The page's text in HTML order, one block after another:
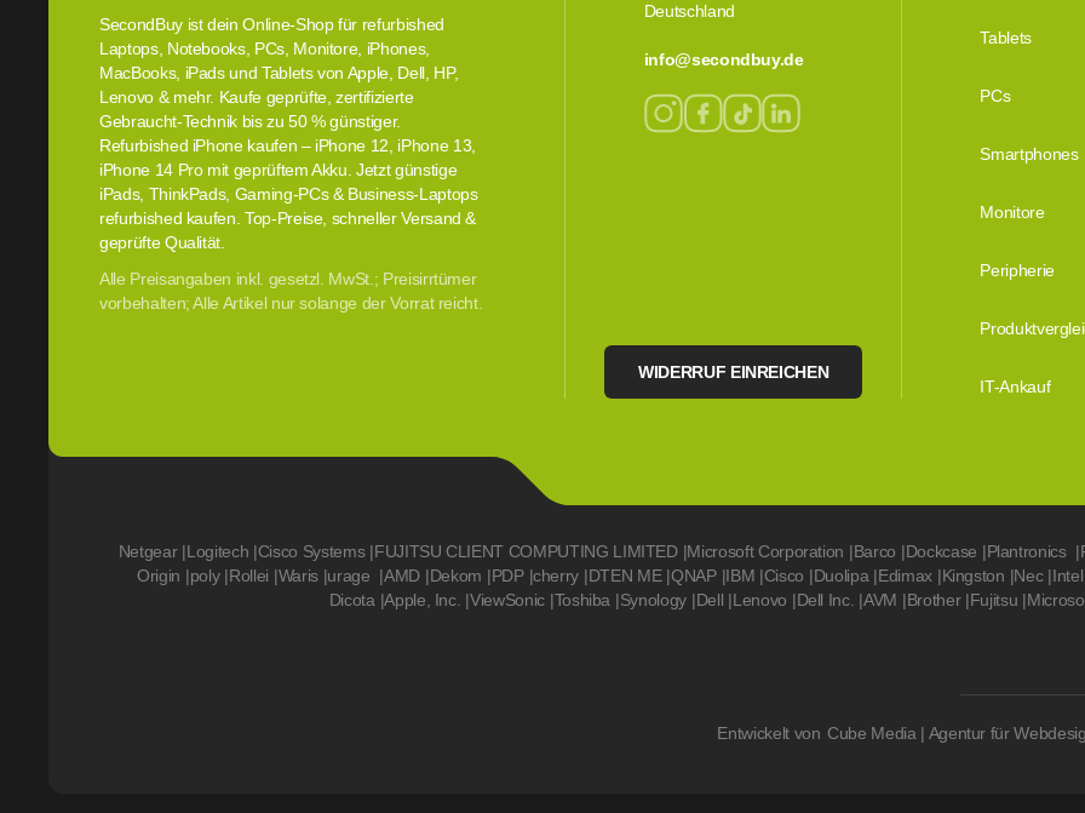
SecondBuy ist dein Online-Shop für refurbished
Laptops, Notebooks, PCs, Monitore, iPhones,
MacBooks, iPads und Tablets von Apple, Dell, HP,
Lenovo & mehr. Kaufe geprüfte, zertifizierte
Gebraucht-Technik bis zu 50 % günstiger.
Refurbished iPhone kaufen – iPhone 12, iPhone 13,
iPhone 14 Pro mit geprüftem Akku. Jetzt günstige
iPads, ThinkPads, Gaming-PCs & Business-Laptops
refurbished kaufen. Top-Preise, schneller Versand &
geprüfte Qualität.
Alle Preisangaben inkl. gesetzl. MwSt.; Preisirrtümer
vorbehalten; Alle Artikel nur solange der Vorrat reicht.
Deutschland
info@secondbuy.de
WIDERRUF EINREICHEN
Tablets
PCs
Smartphones
Monitore
Peripherie
IT-Ankauf
Netgear |Logitech |Cisco Systems |FUJITSU CLIENT COMPUTING LIMITED |Microsoft Corporation |Barco |Dockcase |Plantronics |
Origin |poly |Rollei |Waris |urage |AMD |Dekom |PDP |cherry |DTEN ME |QNAP |IBM |Cisco |Duolipa |Edimax |Kingston |Nec |Intel
Dicota |Apple, Inc. |ViewSonic |Toshiba |Synology |Dell |Lenovo |Dell Inc. |AVM |Brother |Fujitsu |
Entwickelt von Cube Media | Agentur für